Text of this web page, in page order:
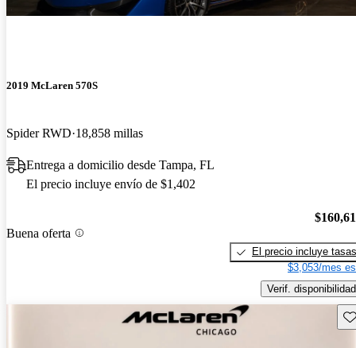
2019 McLaren 570S
Spider RWD 18,858 millas
Entrega a domicilio desde Tampa, FL
El precio incluye envío de $1,402
Buena oferta
El precio incluye tasas
$3,053/mes
Verif. disponibilidad